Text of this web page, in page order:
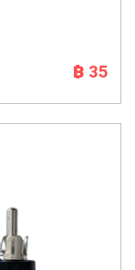
฿ 35